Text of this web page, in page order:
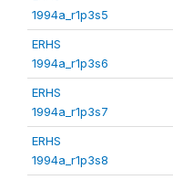
1994a_r1p3s5
ERHS
1994a_r1p3s6
ERHS
1994a_r1p3s7
ERHS
1994a_r1p3s8